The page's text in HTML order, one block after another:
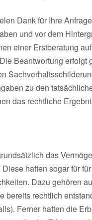
Dank für Ihre
und vor dem
einer Erstberatung
Beantwortung erfolgt
zu den
das rechtliche
das
haften sogar für
Dazu gehören
bereits rechtlich
Ferner haften die